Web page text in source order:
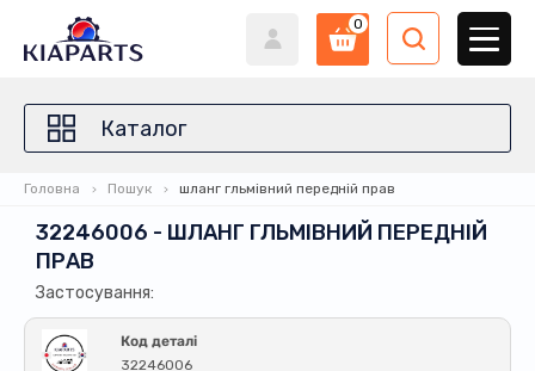
0
Каталог
Головна Пошук шланг гльмівний передній прав
32246006 - ШЛАНГ ГЛЬМІВНИЙ ПЕРЕДНІЙ
ПРАВ
Застосування:
Код деталі
32246006